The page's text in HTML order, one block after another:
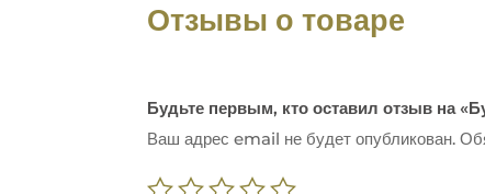
Отзывы о товаре
Будьте первым, кто оставил отзыв на
Ваш адрес email не будет опубликован.